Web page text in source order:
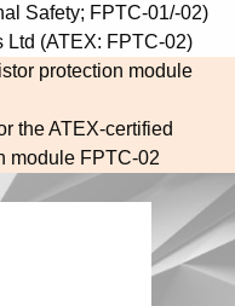
Safety; FPTC-01/-02)
Ltd (ATEX: FPTC-02)
protection module
the ATEX-certified
module FPTC-02